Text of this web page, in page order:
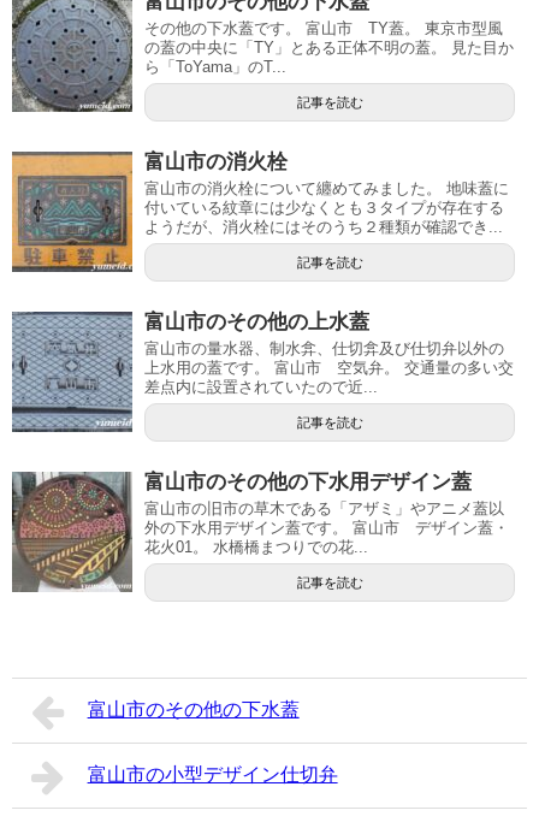
その他の下水蓋です。 富山市 TY蓋。 東京市型風
の蓋の中央に「TY」とある正体不明の蓋。 見た目か
ら「ToYama」のT...
記事を読む
富山市の消火栓
富山市の消火栓について纏めてみました。 地味蓋に
付いている紋章には少なくとも３タイプが存在する
ようだが、消火栓にはそのうち２種類が確認でき...
記事を読む
富山市のその他の上水蓋
富山市の量水器、制水弇、仕切弇及び仕切弁以外の
上水用の蓋です。 富山市 空気弁。 交通量の多い交
差点内に設置されていたので近...
記事を読む
富山市のその他の下水用デザイン蓋
富山市の旧市の草木である「アザミ」やアニメ蓋以
外の下水用デザイン蓋です。 富山市 デザイン蓋・
花火01。 水橋橋まつりでの花...
記事を読む
富山市のその他の下水蓋
富山市の小型デザイン仕切弁